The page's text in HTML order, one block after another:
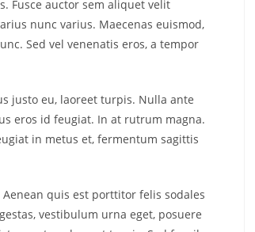
Fusce auctor sem aliquet velit
nunc varius. Maecenas euismod,
Sed vel venenatis eros, a tempor
justo eu, laoreet turpis. Nulla ante
eros id feugiat. In at rutrum magna.
in metus et, fermentum sagittis
quis est porttitor felis sodales
vestibulum urna eget, posuere